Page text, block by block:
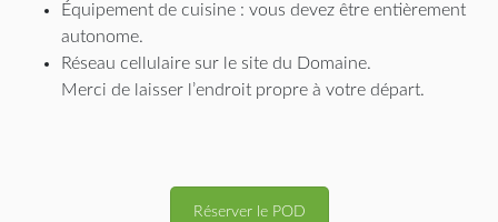
Équipement de cuisine : vous devez être entièrement
autonome.
Réseau cellulaire sur le site du Domaine.
Merci de laisser l’endroit propre à votre départ.
Réserver le POD